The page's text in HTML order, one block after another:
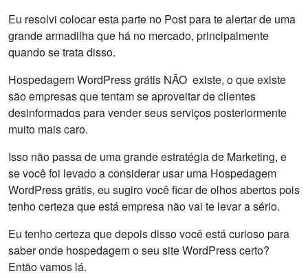
Eu resolvi colocar esta parte no Post para te alertar de uma
grande armadilha que há no mercado, principalmente
quando se trata disso.
Hospedagem WordPress grátis NÃO existe, o que existe
são empresas que tentam se aproveitar de clientes
desinformados para vender seus serviços posteriormente
muito mais caro.
Isso não passa de uma grande estratégia de Marketing, e
se você foi levado a considerar usar uma Hospedagem
WordPress grátis, eu sugiro você ficar de olhos abertos pois
tenho certeza que está empresa não vai te levar a sério.
Eu tenho certeza que depois disso você está curioso para
saber onde hospedagem o seu site WordPress certo?
Então vamos lá.